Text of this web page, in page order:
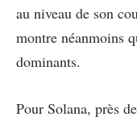
au niveau de son
montre néanmoins
dominants.
Pour Solana, près